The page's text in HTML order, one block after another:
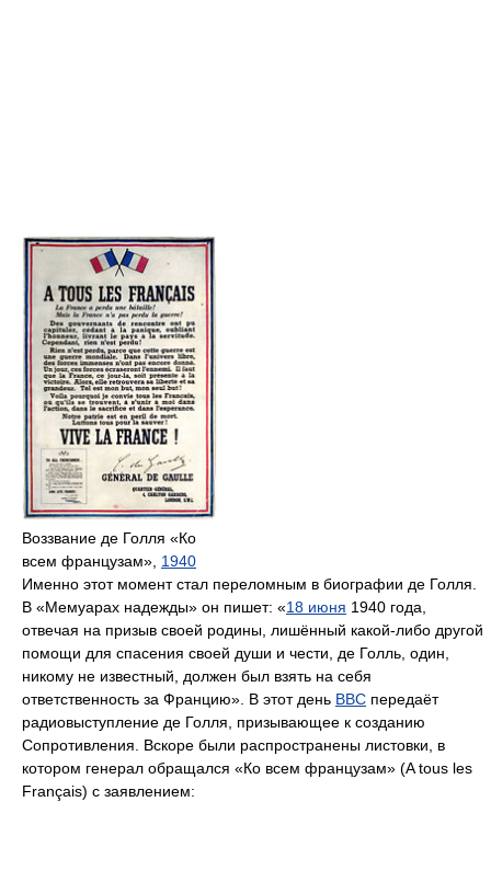
Воззвание де Голля «Ко
всем французам», 1940
Именно этот момент стал переломным в биографии де Голля.
В «Мемуарах надежды» он пишет: «18 июня 1940 года,
отвечая на призыв своей родины, лишённый какой-либо другой
помощи для спасения своей души и чести, де Голль, один,
никому не известный, должен был взять на себя
ответственность за Францию». В этот день BBC передаёт
радиовыступление де Голля, призывающее к созданию
Сопротивления. Вскоре были распространены листовки, в
котором генерал обращался «Ко всем французам» (A tous les
Français) с заявлением: